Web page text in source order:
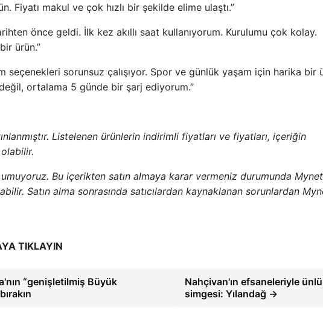
Fiyatı makul ve çok hızlı bir şekilde elime ulaştı.”
önce geldi. İlk kez akıllı saat kullanıyorum. Kurulumu çok kolay.
ürün.”
seçenekleri sorunsuz çalışıyor. Spor ve günlük yaşam için harika bir
ortalama 5 günde bir şarj ediyorum.”
Listelenen ürünlerin indirimli fiyatları ve fiyatları, içeriğin
Bu içerikten satın almaya karar vermeniz durumunda
Satın alma sonrasında satıcılardan kaynaklanan sorunlardan
TIKLAYIN
“genişletilmiş Büyük
Nahçivan'ın efsaneleriyle ünlü
simgesi: Yılandağ →